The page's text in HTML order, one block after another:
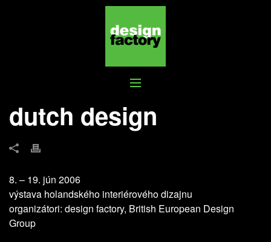
DUTCH DESIGN
dutch design
8. – 19. jún 2006
výstava holandského interiérového dizajnu
organizátori: design factory, British European Design
Group